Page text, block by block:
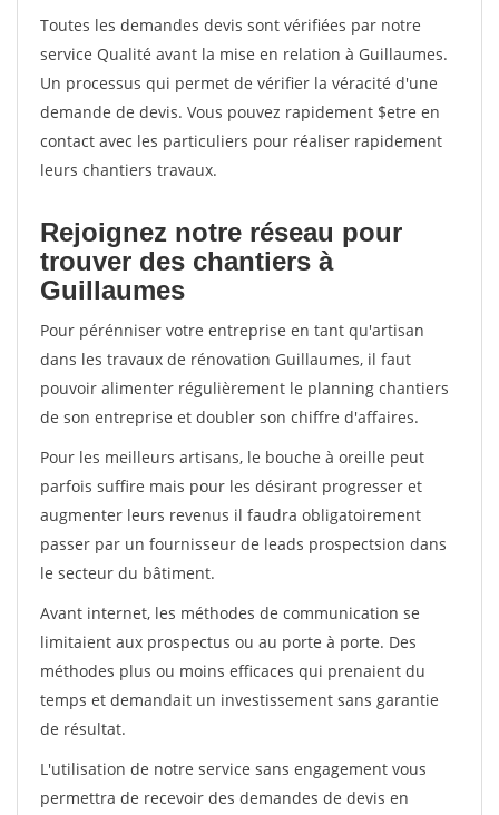
Toutes les demandes devis sont vérifiées par notre
service Qualité avant la mise en relation à Guillaumes.
Un processus qui permet de vérifier la véracité d'une
demande de devis. Vous pouvez rapidement $etre en
contact avec les particuliers pour réaliser rapidement
leurs chantiers travaux.
Rejoignez notre réseau pour
trouver des chantiers à
Guillaumes
Pour pérénniser votre entreprise en tant qu'artisan
dans les travaux de rénovation Guillaumes, il faut
pouvoir alimenter régulièrement le planning chantiers
de son entreprise et doubler son chiffre d'affaires.
Pour les meilleurs artisans, le bouche à oreille peut
parfois suffire mais pour les désirant progresser et
augmenter leurs revenus il faudra obligatoirement
passer par un fournisseur de leads prospectsion dans
le secteur du bâtiment.
Avant internet, les méthodes de communication se
limitaient aux prospectus ou au porte à porte. Des
méthodes plus ou moins efficaces qui prenaient du
temps et demandait un investissement sans garantie
de résultat.
L'utilisation de notre service sans engagement vous
permettra de recevoir des demandes de devis en